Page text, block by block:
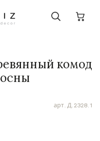
арт. Д.2328.1
комод